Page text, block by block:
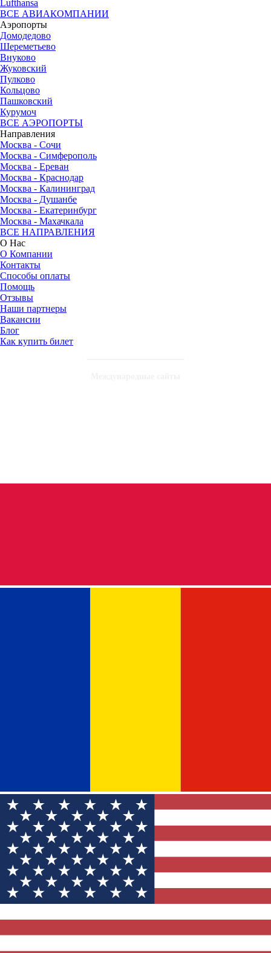
Lufthansa
ВСЕ АВИАКОМПАНИИ
Аэропорты
Домодедово
Шереметьево
Внуково
Жуковский
Пулково
Кольцово
Пашковский
Курумоч
ВСЕ АЭРОПОРТЫ
Направления
Москва - Сочи
Москва - Симферополь
Москва - Ереван
Москва - Краснодар
Москва - Калининград
Москва - Душанбе
Москва - Екатеринбург
Москва - Махачкала
ВСЕ НАПРАВЛЕНИЯ
О Нас
О Компании
Контакты
Способы оплаты
Помощь
Отзывы
Наши партнеры
Вакансии
Блог
Как купить билет